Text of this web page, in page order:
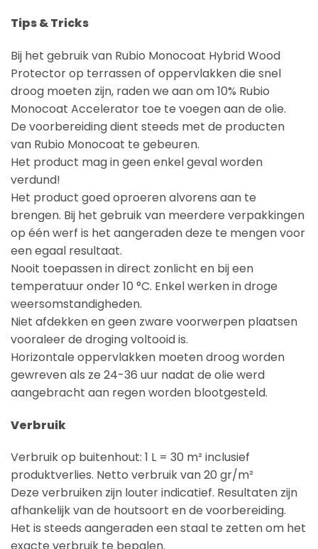
Tips & Tricks
Bij het gebruik van Rubio Monocoat Hybrid Wood
Protector op terrassen of oppervlakken die snel
droog moeten zijn, raden we aan om 10% Rubio
Monocoat Accelerator toe te voegen aan de olie.
De voorbereiding dient steeds met de producten
van Rubio Monocoat te gebeuren.
Het product mag in geen enkel geval worden
verdund!
Het product goed oproeren alvorens aan te
brengen. Bij het gebruik van meerdere verpakkingen
op één werf is het aangeraden deze te mengen voor
een egaal resultaat.
Nooit toepassen in direct zonlicht en bij een
temperatuur onder 10 °C. Enkel werken in droge
weersomstandigheden.
Niet afdekken en geen zware voorwerpen plaatsen
vooraleer de droging voltooid is.
Horizontale oppervlakken moeten droog worden
gewreven als ze 24-36 uur nadat de olie werd
aangebracht aan regen worden blootgesteld.
Verbruik
Verbruik op buitenhout: 1 L = 30 m² inclusief
produktverlies. Netto verbruik van 20 gr/m²
Deze verbruiken zijn louter indicatief. Resultaten zijn
afhankelijk van de houtsoort en de voorbereiding.
Het is steeds aangeraden een staal te zetten om het